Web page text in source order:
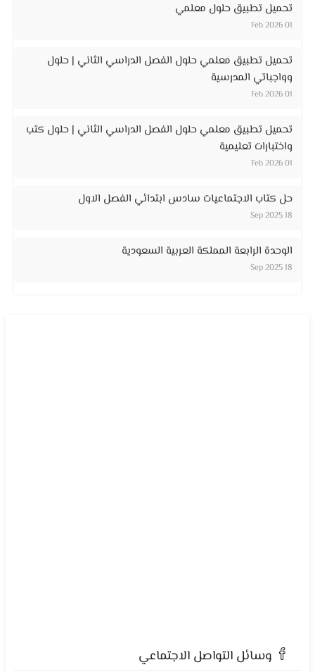
تحميل تطبيق حلول معلمي
01 Feb 2026
تحميل تطبيق معلمي حلول الفصل الدراسي الثاني | حلول
وواجباتي المدرسية
01 Feb 2026
تحميل تطبيق معلمي حلول الفصل الدراسي الثاني | حلول كتب
واختبارات تعليمية
01 Feb 2026
حل كتاب الاجتماعيات سادس ابتدائي الفصل الاول
18 Sep 2025
الوحدة الرابعة المملكة العربية السعودية
18 Sep 2025
وسائل التواصل الاجتماعي